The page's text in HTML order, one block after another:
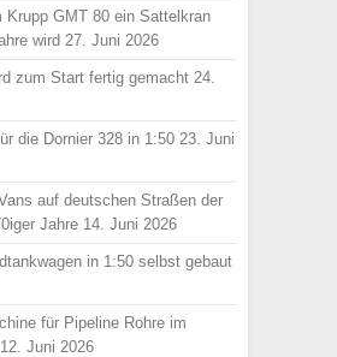
Krupp GMT 80 ein Sattelkran
wird 27. Juni 2026
zum Start fertig gemacht 24.
die Dornier 328 in 1:50 23. Juni
auf deutschen Straßen der
Jahre 14. Juni 2026
in 1:50 selbst gebaut
für Pipeline Rohre im
12. Juni 2026